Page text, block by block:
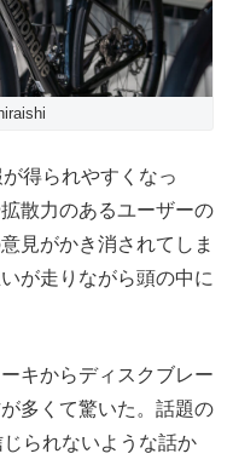
得られやすくなっ
散力のあるユーザーの
見がかき消されてしま
が走りながら頭の中に
キからディスクブレー
多くて驚いた。話題の
られないような話か